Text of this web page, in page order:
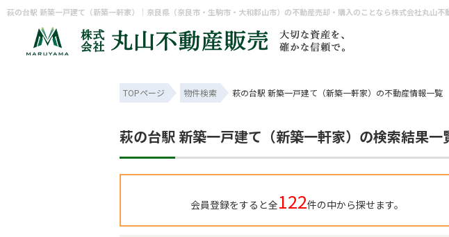
TOPページ 物件検索 萩の台駅 新築一戸建て（新築一軒家）の不動産情報一覧
萩の台駅 新築一戸建て（新築一軒家）の検索結果一
会員登録をすると全122件の中から探せます。